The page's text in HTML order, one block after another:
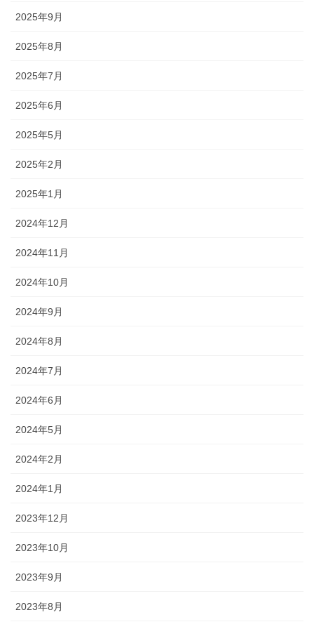
2025年9月
2025年8月
2025年7月
2025年6月
2025年5月
2025年2月
2025年1月
2024年12月
2024年11月
2024年10月
2024年9月
2024年8月
2024年7月
2024年6月
2024年5月
2024年2月
2024年1月
2023年12月
2023年10月
2023年9月
2023年8月